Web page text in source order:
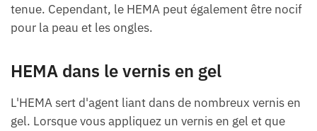
tenue. Cependant, le HEMA peut également être nocif
pour la peau et les ongles.
HEMA dans le vernis en gel
L'HEMA sert d'agent liant dans de nombreux vernis en
gel. Lorsque vous appliquez un vernis en gel et que